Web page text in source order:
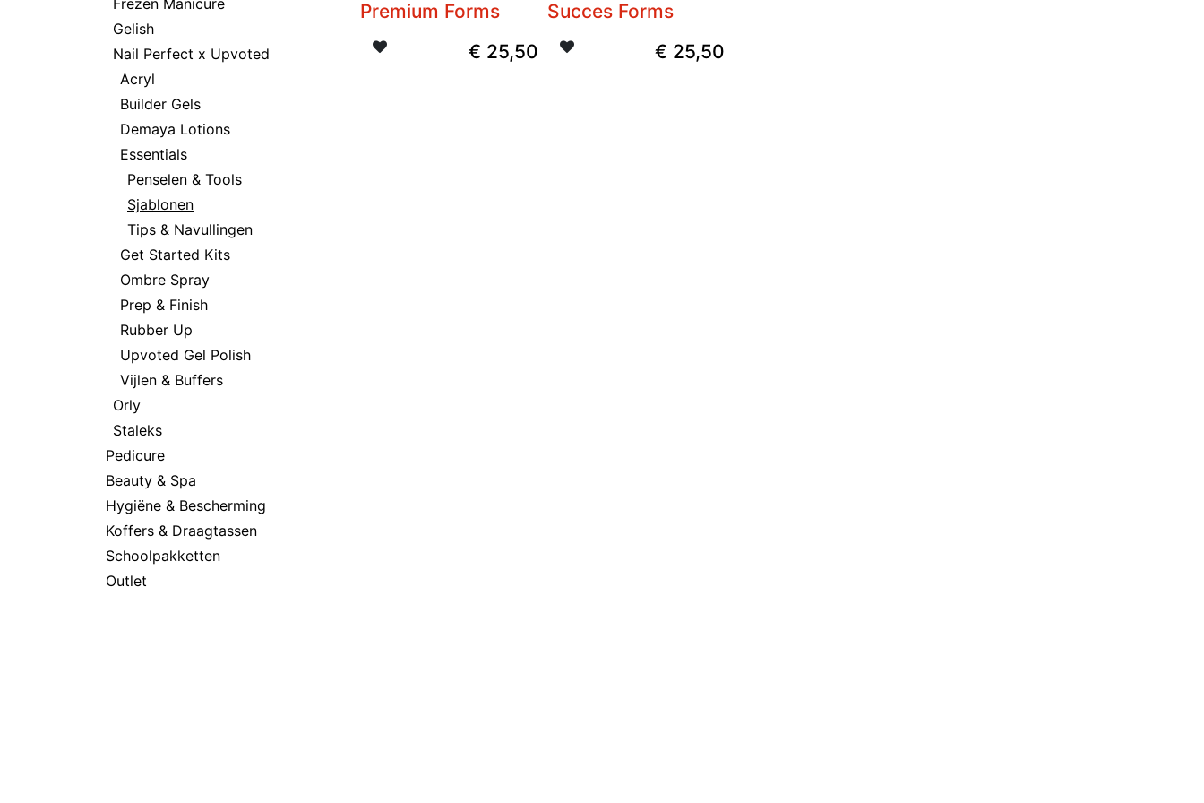
Gelish
Nail Perfect x Upvoted
Acryl
Builder Gels
Demaya Lotions
Essentials
Penselen & Tools
Sjablonen
Tips & Navullingen
Get Started Kits
Ombre Spray
Prep & Finish
Rubber Up
Upvoted Gel Polish
Vijlen & Buffers
Orly
Staleks
Pedicure
Beauty & Spa
Hygiëne & Bescherming
Koffers & Draagtassen
Schoolpakketten
Outlet
Premium Forms
€ 25,50
Succes Forms
€ 25,50